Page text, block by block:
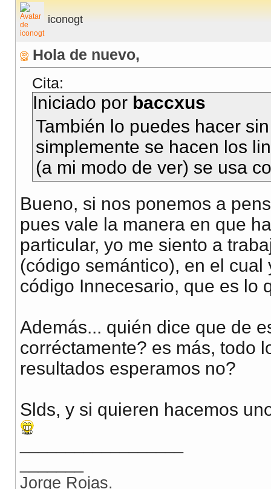
iconogt
Hola de nuevo,
Cita:
Iniciado por baccxus
También lo puedes hacer
simplemente se hacen los
(a mi modo de ver) se usa
Bueno, si nos ponemos a
pues vale la manera en que
particular, yo me siento a
(código semántico), en el
código Innecesario, que es lo
Además... quién dice que de
corréctamente? es más, todo
resultados esperamos no?
Slds, y si quieren hacemos
Jorge Rojas.